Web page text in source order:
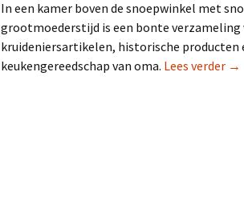
In een kamer boven de snoepwinkel met
grootmoederstijd is een bonte verzameling
kruideniersartikelen, historische producten
keukengereedschap van oma. Lees verder →